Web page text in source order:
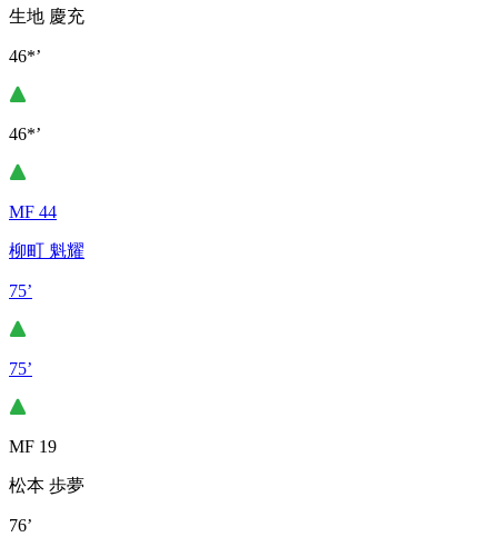
生地 慶充
46*’
46*’
MF 44
柳町 魁耀
75’
75’
MF 19
松本 歩夢
76’